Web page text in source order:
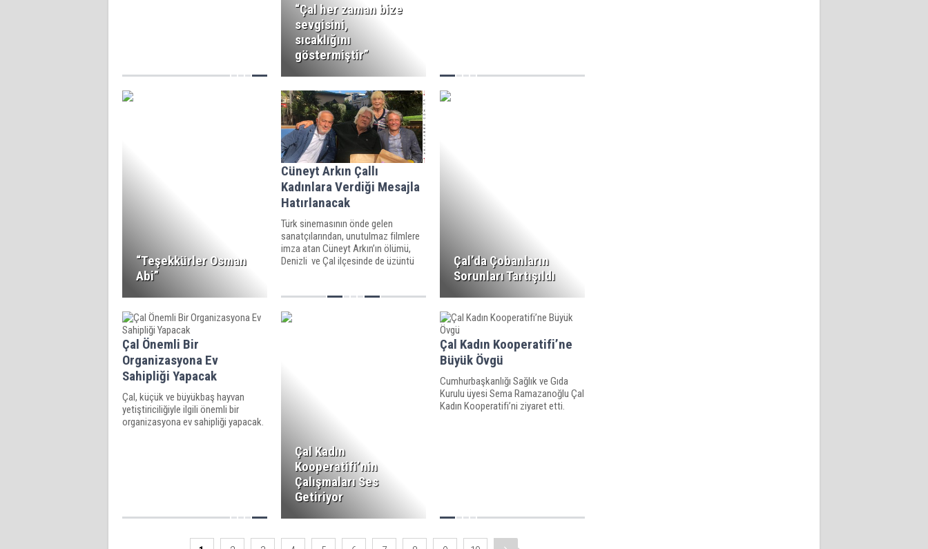
“Çal her zaman bize
sevgisini,
sıcaklığını
göstermiştir”
“Teşekkürler Osman
Abi”
Cüneyt Arkın Çallı
Kadınlara Verdiği Mesajla
Hatırlanacak
Türk sinemasının önde gelen
sanatçılarından, unutulmaz filmlere
imza atan Cüneyt Arkın’ın ölümü,
Denizli ve Çal ilçesinde de üzüntü
Çal’da Çobanların
Sorunları Tartışıldı
Çal Önemli Bir
Organizasyona Ev
Sahipliği Yapacak
Çal, küçük ve büyükbaş hayvan
yetiştiriciliğiyle ilgili önemli bir
organizasyona ev sahipliği yapacak.
Çal Kadın
Kooperatifi’nin
Çalışmaları Ses
Getiriyor
Çal Kadın Kooperatifi’ne
Büyük Övgü
Cumhurbaşkanlığı Sağlık ve Gıda
Kurulu üyesi Sema Ramazanoğlu Çal
Kadın Kooperatifi’ni ziyaret etti.